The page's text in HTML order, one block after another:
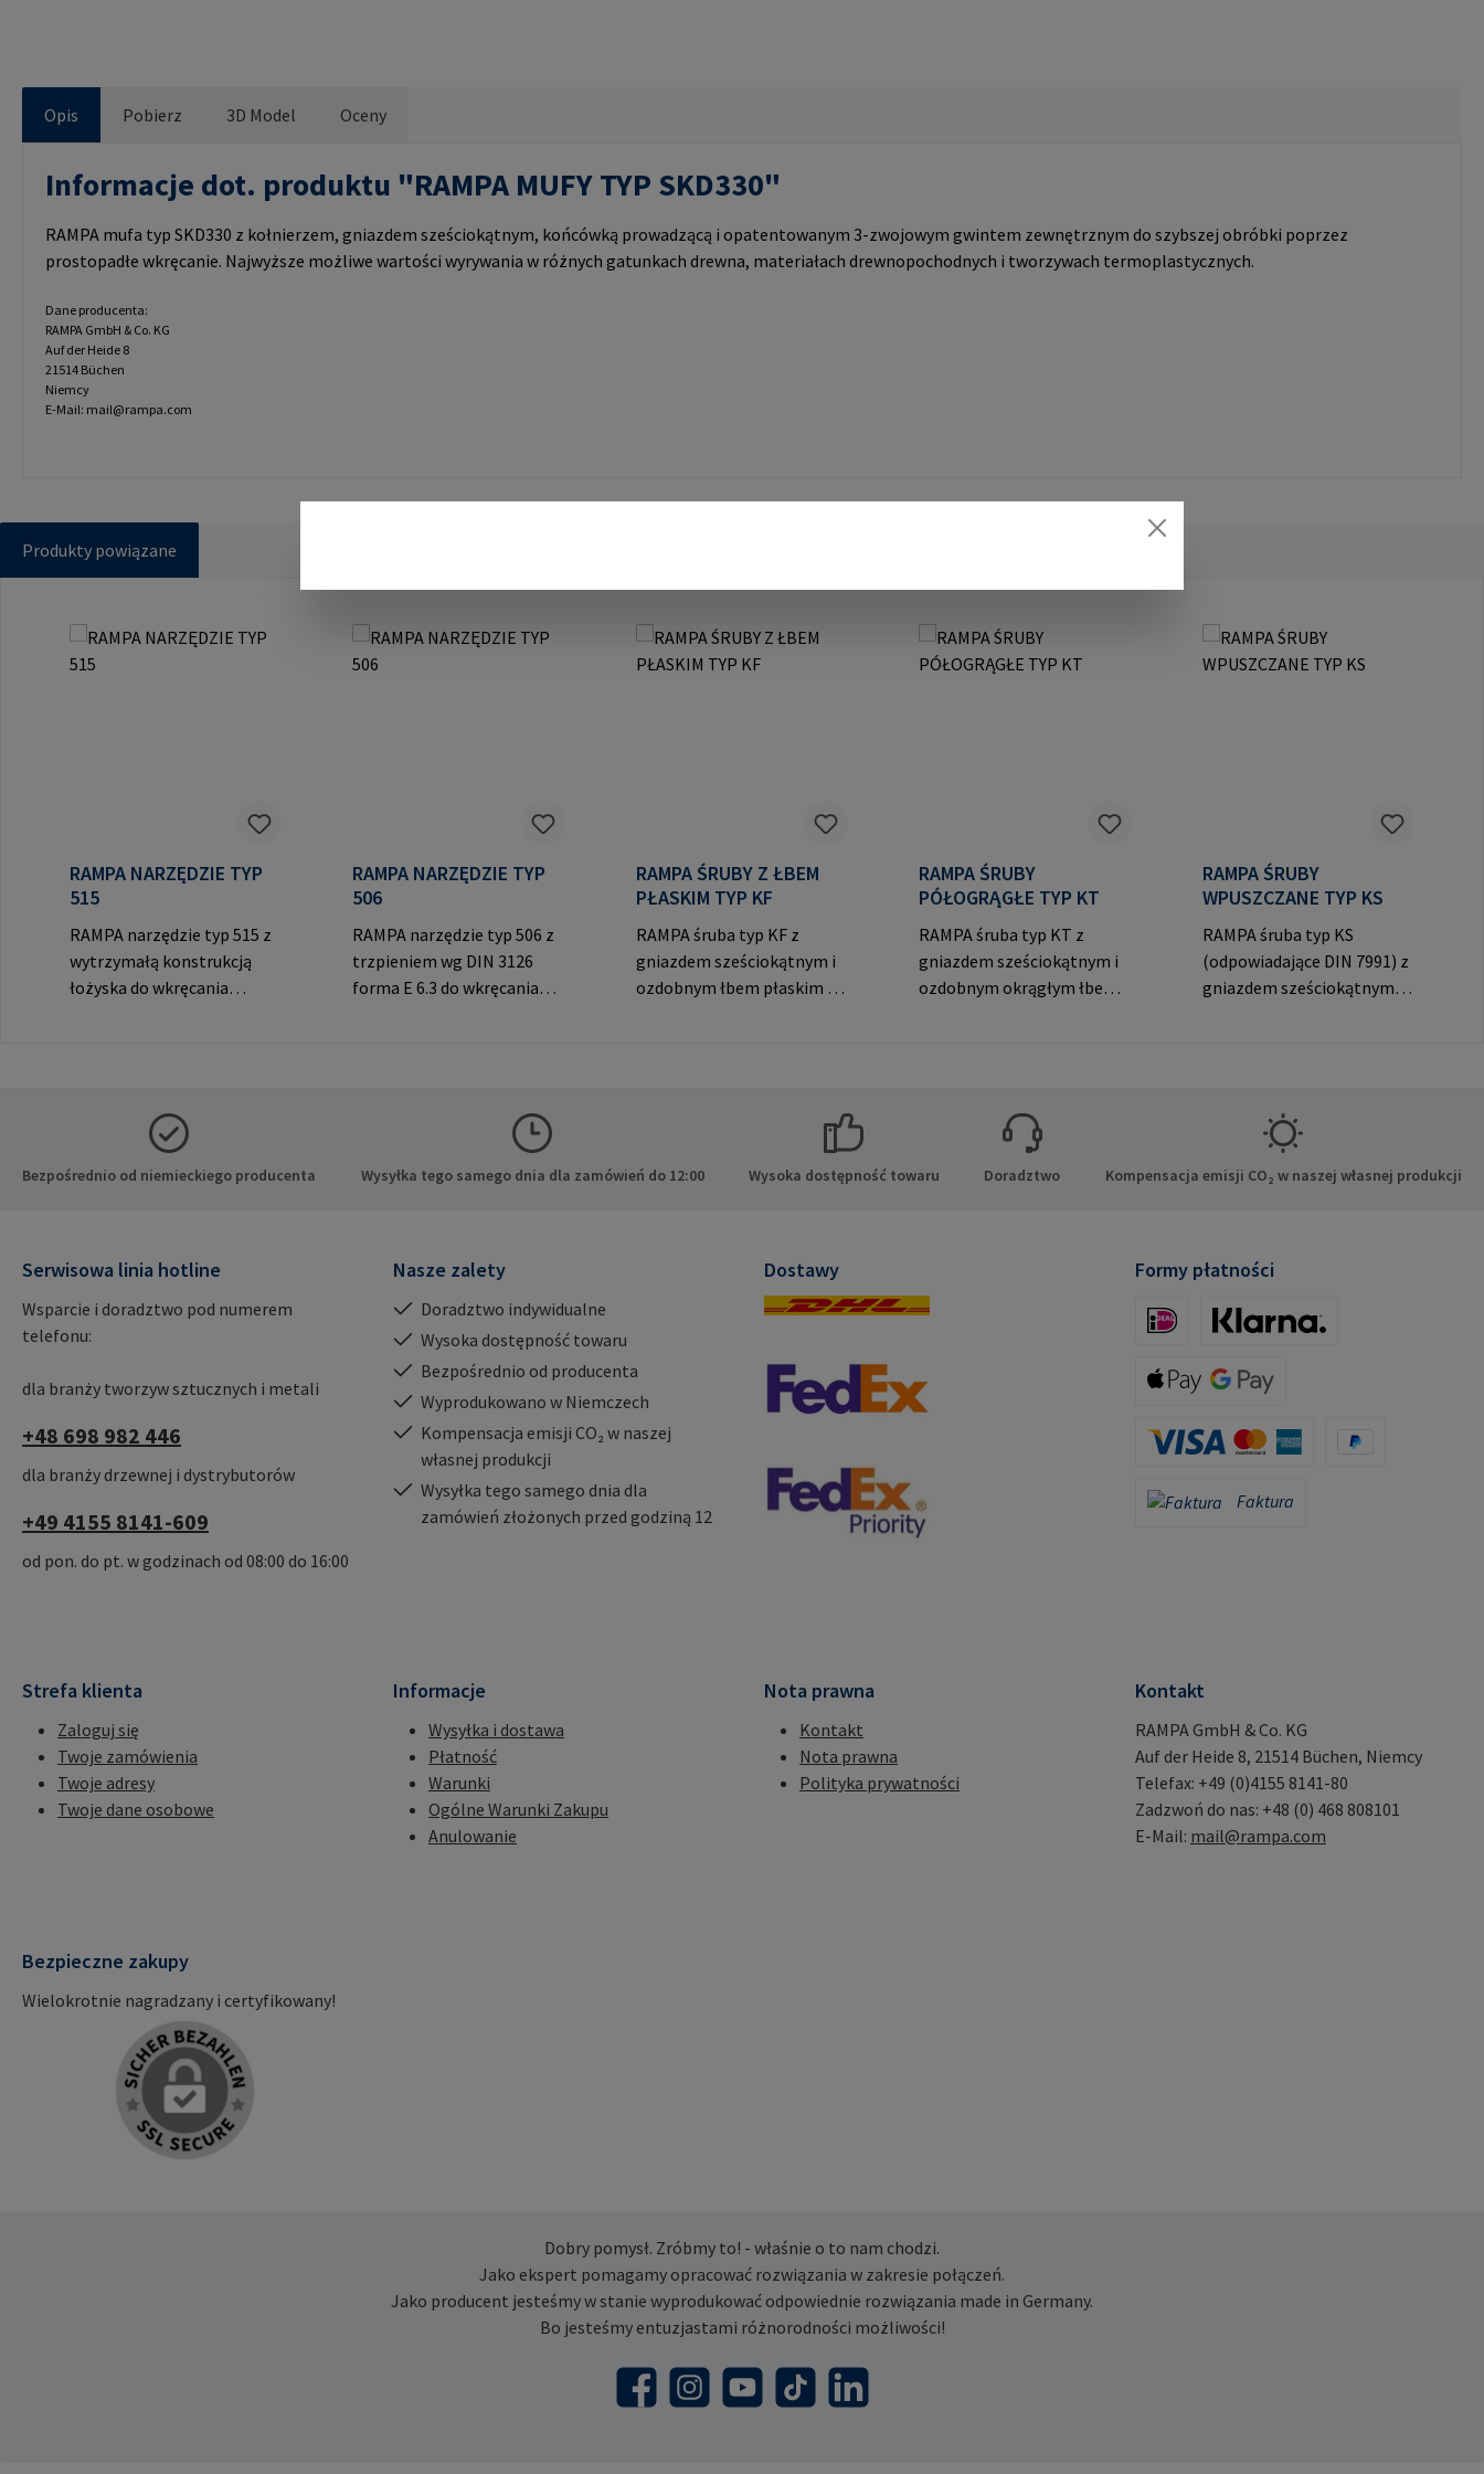
Opis Pobierz 3D Model Oceny
Informacje dot. produktu "RAMPA MUFY TYP SKD330"
RAMPA mufa typ SKD330 z kołnierzem, gniazdem sześciokątnym, końcówką prowadzącą i opatentowanym 3-zwojowym gwintem zewnętrznym do szybszej obróbki poprzez
prostopadłe wkręcanie. Najwyższe możliwe wartości wyrywania w różnych gatunkach drewna, materiałach drewnopochodnych i tworzywach termoplastycznych.
Dane producenta:
RAMPA GmbH & Co. KG
Auf der Heide 8
21514 Büchen
Niemcy
E-Mail: mail@rampa.com
Produkty powiązane
RAMPA NARZĘDZIE TYP
515
RAMPA narzędzie typ 515 z
wytrzymałą konstrukcją
łożyska do wkręcania
RAMPA. Dane producenta:
RAMPA GmbH & Co. KG Auf
der Heide 8 21514 Büchen
RAMPA NARZĘDZIE TYP
506
RAMPA narzędzie typ 506 z
trzpieniem wg DIN 3126
forma E 6.3 do wkręcania
RAMPA. Dane producenta:
RAMPA GmbH & Co. KG Auf
der Heide 8 21514 Büchen
RAMPA ŚRUBY Z ŁBEM
PŁASKIM TYP KF
RAMPA śruba typ KF z
gniazdem sześciokątnym i
ozdobnym łbem płaskim do
RAMPA ŚRUBY
PÓŁOGRĄGŁE TYP KT
RAMPA śruba typ KT z
gniazdem sześciokątnym i
ozdobnym okrągłym łbem
Niemcy E-Mail:
mail@rampa.com
RAMPA ŚRUBY
WPUSZCZANE TYP KS
RAMPA śruba typ KS
(odpowiadające DIN 7991) z
gniazdem sześciokątnym i
der Heide 8 21514 Büchen
Niemcy E-Mail:
mail@rampa.com
Bezpośrednio od niemieckiego producenta Wysyłka tego samego dnia dla zamówień do 12:00 Wysoka dostępność towaru Doradztwo Kompensacja emisji CO₂ w naszej własnej produkcji
Serwisowa linia hotline
Wsparcie i doradztwo pod numerem
telefonu:
dla branży tworzyw sztucznych i metali
+48 698 982 446
dla branży drzewnej i dystrybutorów
+49 4155 8141-609
od pon. do pt. w godzinach od 08:00 do 16:00
Nasze zalety
Doradztwo indywidualne
Wysoka dostępność towaru
Bezpośrednio od producenta
Wyprodukowano w Niemczech
Kompensacja emisji CO₂ w naszej
własnej produkcji
Wysyłka tego samego dnia dla
zamówień złożonych przed godziną 12
Dostawy Formy płatności
Faktura
Faktura
Strefa klienta
Zaloguj się
Twoje zamówienia
Twoje adresy
Twoje dane osobowe
Informacje
Wysyłka i dostawa
Płatność
Warunki
Ogólne Warunki Zakupu
Anulowanie
Nota prawna
Kontakt
Nota prawna
Polityka prywatności
Kontakt
RAMPA GmbH & Co. KG
Auf der Heide 8, 21514 Büchen, Niemcy
Telefax: +49 (0)4155 8141-80
Zadzwoń do nas: +48 (0) 468 808101
E-Mail: mail@rampa.com
Bezpieczne zakupy
Wielokrotnie nagradzany i certyfikowany!
Dobry pomysł. Zróbmy to! - właśnie o to nam chodzi.
Jako ekspert pomagamy opracować rozwiązania w zakresie połączeń.
Jako producent jesteśmy w stanie wyprodukować odpowiednie rozwiązania made in Germany.
Bo jesteśmy entuzjastami różnorodności możliwości!
FacebookInstagramYouTubeTikTok LinkedIn